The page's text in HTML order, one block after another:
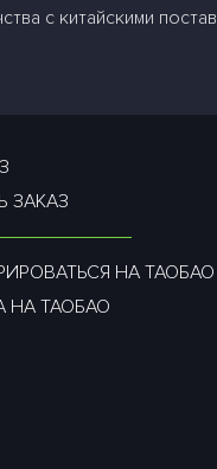
с китайскими
ЗАКАЗ
НА ТАОБАО
НА ТАОБАО